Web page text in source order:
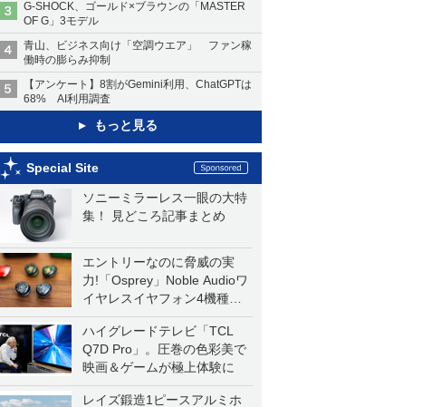
G-SHOCK、ゴールド×ブラウンの「MASTER
OF G」3モデル
青山、ビジネス向け「空調ウエア」 ファン稼
働時の膨らみ抑制
【アンケート】8割がGemini利用、ChatGPTは
68% AI利用調査
もっと見る
Special Site
ソニーミラーレス一眼の大特
集！ 見どころ記事まとめ
エントリーなのに脅威の実
力!「Osprey」Noble Audioワ
イヤレスイヤフォン4機種を
一気に聴く
ハイグレードテレビ「TCL
Q7D Pro」。圧巻の色彩美で
映画＆ゲームが極上体験に
レイズ鍛造1ピースアルミホ